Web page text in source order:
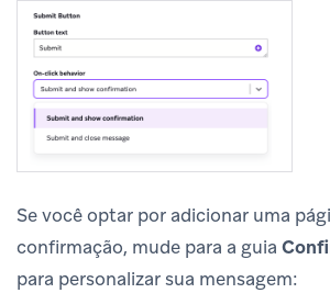
Se você optar por adicionar uma
confirmação, mude para a guia
para personalizar sua mensagem: